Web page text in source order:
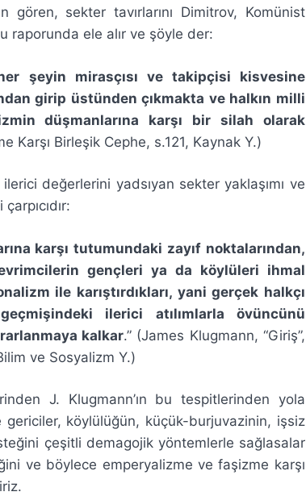
sekter tavırlarını Dimitrov, Komünist
raporunda ele alır ve şöyle der:
şeyin mirasçısı ve takipçisi kisvesine
girip üstünden çıkmakta ve halkın milli
düşmanlarına karşı bir
silah olarak
Karşı Birleşik Cephe, s.121, Kaynak Y.)
değerlerini yadsıyan sekter yaklaşımı ve
karşı tutumundaki zayıf noktalarından,
gençleri ya da köylüleri ihmal
ile karıştırdıkları, yani gerçek halkçı
ilerici atılımlarla övüncünü
kalkar.” (James Klugmann, “Giriş”,
ve Sosyalizm Y.)
J. Klugmann’ın bu tespitlerinden yola
köylülüğün, küçük-burjuvazinin, işsiz
çeşitli demagojik yöntemlerle sağlasalar
ve böylece emperyalizme ve faşizme karşı